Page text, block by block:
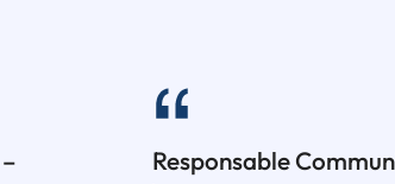
Responsable